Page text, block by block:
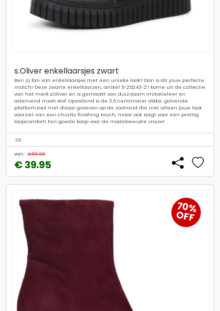
s.Oliver enkellaarsjes zwart
Ben jij fan van enkellaarsjes met een unieke look? Dan is dit jouw perfecte
match! Deze zwarte enkellaarzen, artikel 5-25243-27 kome uit de collectie
van het merk s.Oliver en is gemaakt van duurzaam imitatieleer en
ademend mesh stof. Opvallend is de 3,5 centimeter dikke, golvende
platformzool met diepe groeven op de zoolrand die niet alleen jouw look
voorziet van een chunky finishing touch, maar ook zorgt voor een prettig
loopcomfort! Een goede koop voor de modebewuste vrouw!
36
van : €69.95
€ 39.95
70%
OFF